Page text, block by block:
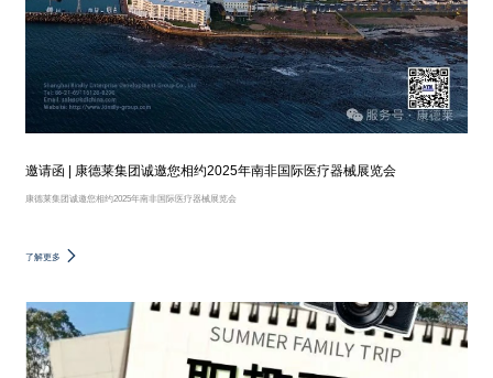
邀请函 | 康德莱集团诚邀您相约2025年南非国际医疗器械展览会
康德莱集团诚邀您相约2025年南非国际医疗器械展览会
了解更多